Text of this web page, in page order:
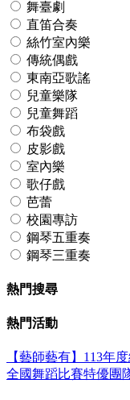
舞臺劇
直笛合奏
絲竹室內樂
傳統偶戲
東南亞歌謠
兒童樂隊
兒童舞蹈
布袋戲
皮影戲
室內樂
歌仔戲
芭蕾
校園專訪
鋼琴五重奏
鋼琴三重奏
熱門搜尋
熱門活動
【藝師藝有】113年
全國舞蹈比賽特優團